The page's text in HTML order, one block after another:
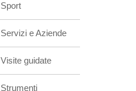
Sport
Servizi e Aziende
Visite guidate
Strumenti